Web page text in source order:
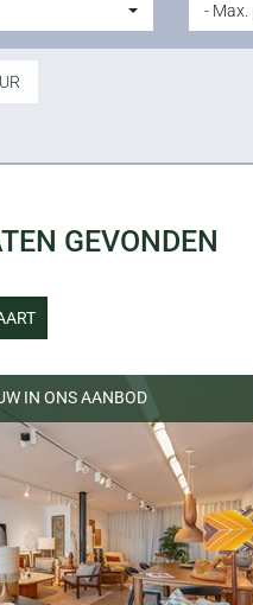
- Max.
GEVONDEN
IN ONS AANBOD